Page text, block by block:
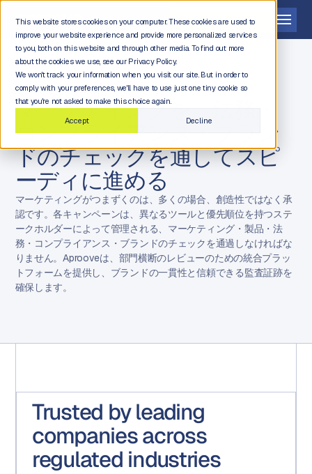
This website stores cookies on your computer. These cookies are used to
improve your website experience and provide more personalized services
to you, both on this website and through other media. To find out more
about the cookies we use, see our Privacy Policy.
We won't track your information when you visit our site. But in order to
comply with your preferences, we'll have to use just one tiny cookie so
that you're not asked to make this choice again.
Accept
Decline
デモを依頼する
マーケティングチーム
マーケティングを、法務・
コンプライアンス・ブラン
ドのチェックを通してスピ
ーディに進める
マーケティングがつまずくのは、多くの場合、創造性ではなく承
認です。各キャンペーンは、異なるツールと優先順位を持つステ
ークホルダーによって管理される、マーケティング・製品・法
務・コンプライアンス・ブランドのチェックを通過しなければな
りません。Aprooveは、部門横断のレビューのための統合プラッ
トフォームを提供し、ブランドの一貫性と信頼できる監査証跡を
確保します。
Trusted by leading
companies across
regulated industries